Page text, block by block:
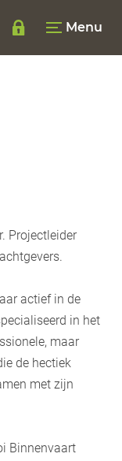
Menu
Projectleider
actief in de
in het
maar
de hectiek
met zijn
Binnenvaart